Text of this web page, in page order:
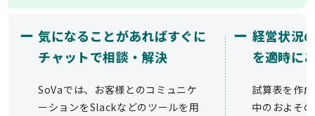
ー 気になることがあればすぐに
チャットで相談・解決
SoVaでは、お客様とのコミュニケ
ーションをSlackなどのツールを用
ー 経営状況
を適時に
試算表を作
中のおよそ